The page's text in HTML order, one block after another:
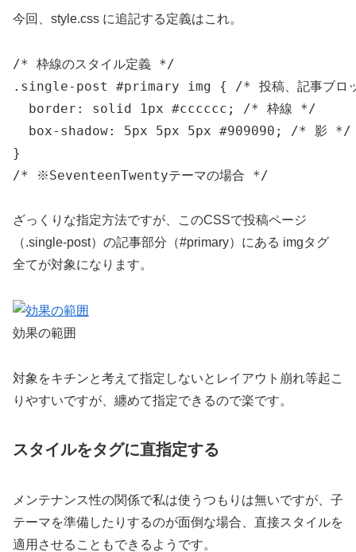
今回、style.css に追記する定義はこれ。
/* 枠線のスタイル定義 */
.single-post #primary img { /* 投稿、記事ブロッ
  border: solid 1px #cccccc; /* 枠線 */
  box-shadow: 5px 5px 5px #909090; /* 影 */
}
/* ※SeventeenTwentyテーマの場合 */
ざっくりな指定方法ですが、このCSSで投稿ページ
（.single-post）の記事部分（#primary）にある imgタグ
全てが対象になります。
効果の範囲
対象をキチンと考えて指定しないとレイアウト崩れ等起こ
りやすいですが、纏めて指定できるので楽です。
スタイルをタグに直指定する
メンテナンス性の関係で私は使うつもりは無いですが、子
テーマを準備したりするのが面倒な場合、直接スタイルを
適用させることもできるようです。